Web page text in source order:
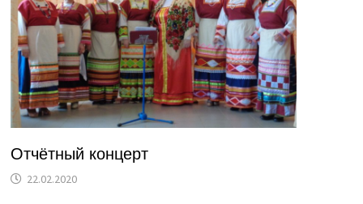
Отчётный концерт
22.02.2020